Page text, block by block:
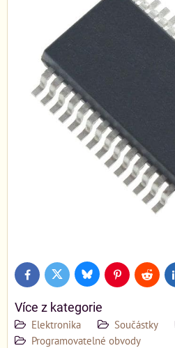
FacebookTwitter BlueskyPinterestReddit
Více z kategorie
Elektronika Součástky
Programovatelné obvody